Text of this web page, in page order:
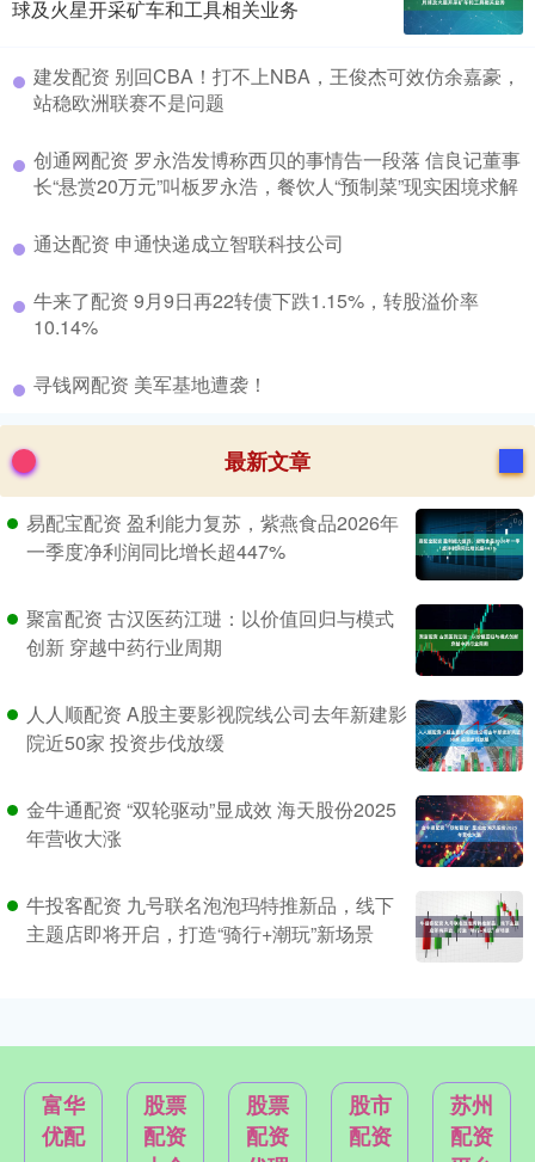
球及火星开采矿车和工具相关业务
​建发配资 别回CBA！打不上NBA，王俊杰可效仿余嘉豪，
站稳欧洲联赛不是问题
​创通网配资 罗永浩发博称西贝的事情告一段落 信良记董事
长“悬赏20万元”叫板罗永浩，餐饮人“预制菜”现实困境求解
​通达配资 申通快递成立智联科技公司
​牛来了配资 9月9日再22转债下跌1.15%，转股溢价率
10.14%
​寻钱网配资 美军基地遭袭！
最新文章
易配宝配资 盈利能力复苏，紫燕食品2026年
一季度净利润同比增长超447%
聚富配资 古汉医药江琎：以价值回归与模式
创新 穿越中药行业周期
人人顺配资 A股主要影视院线公司去年新建影
院近50家 投资步伐放缓
金牛通配资 “双轮驱动”显成效 海天股份2025
年营收大涨
牛投客配资 九号联名泡泡玛特推新品，线下
主题店即将开启，打造“骑行+潮玩”新场景
富华
优配
股票
配资
股票
配资
股市
配资
苏州
配资